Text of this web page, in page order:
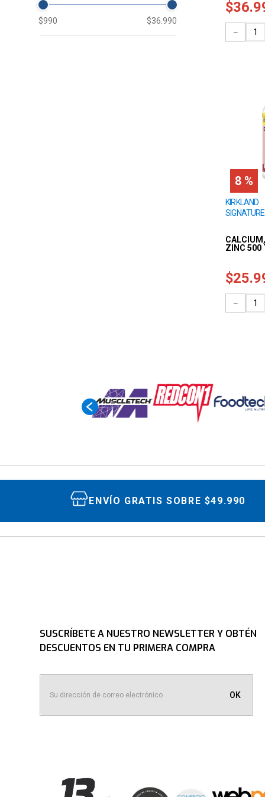
250
$990 $36.990
$36.
－
8 %
KIRKLAND
SIGNATURE
ZINC 500
$25.
－
ENVÍO GRATIS SOBRE $49.990
SUSCRÍBETE A NUESTRO NEWSLETTER Y OBTÉN
DESCUENTOS EN TU PRIMERA COMPRA
OK